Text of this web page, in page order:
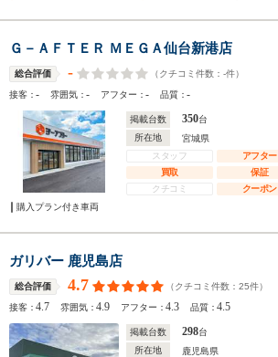
Ｇ－ＡＦＴＥＲ ＭＥＧＡ仙台新港店
総合評価 - （クチコミ件数： -件）
接客：- 雰囲気：- アフター：- 品質：-
掲載台数 350台
所在地
宮城県
スタッフ
アフター
買取
保証
クチコミ
クーポン
購入プラン付き車両
ガリバー 鹿児島店
総合評価 4.7 （クチコミ件数： 25件）
接客：4.7 雰囲気：4.9 アフター：4.3 品質：4.5
掲載台数 298台
所在地
鹿児島県